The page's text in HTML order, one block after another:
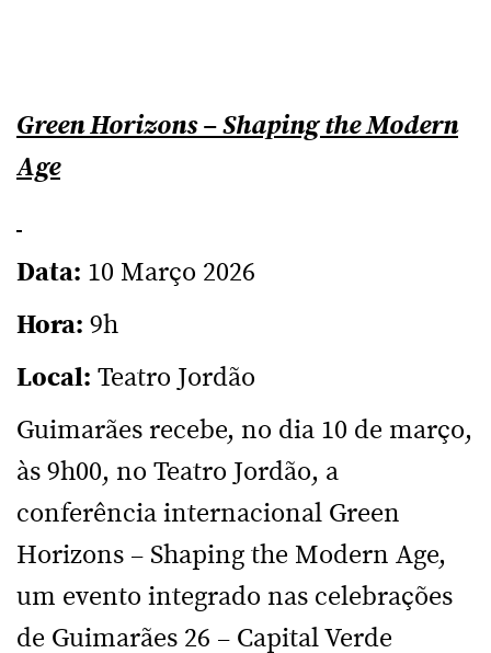
Green Horizons – Shaping the Modern
Age
Data: 10 Março 2026
Hora: 9h
Local: Teatro Jordão
Guimarães recebe, no dia 10 de março,
às 9h00, no Teatro Jordão, a
conferência internacional Green
Horizons – Shaping the Modern Age,
um evento integrado nas celebrações
de Guimarães 26 – Capital Verde